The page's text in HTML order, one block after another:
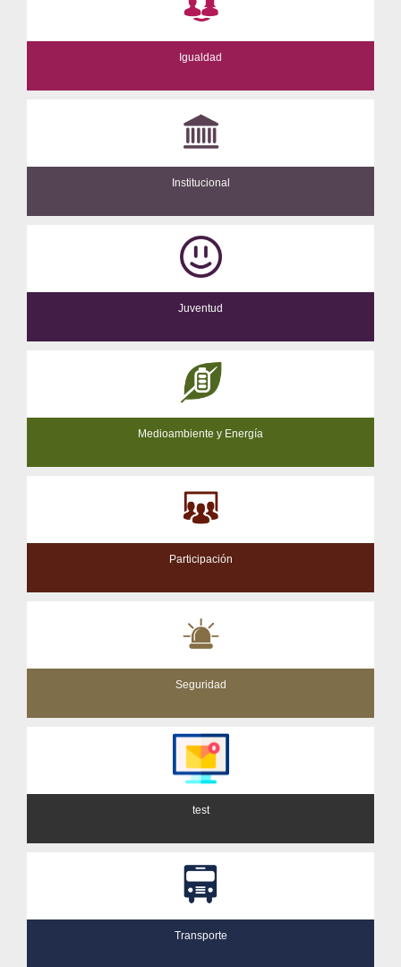
Igualdad
Institucional
Juventud
Medioambiente y Energía
Participación
Seguridad
test
Transporte